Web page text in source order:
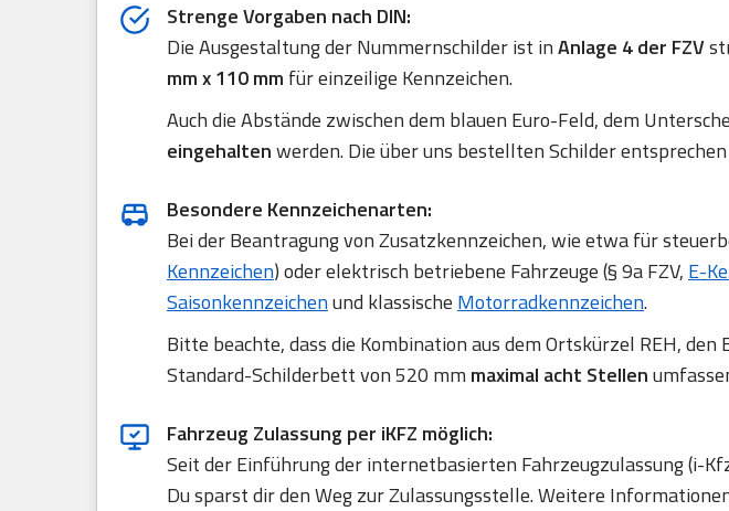
Strenge Vorgaben nach DIN:
Die Ausgestaltung der Nummernschilder ist inAnlage 4 der FZV
mm x 110 mm für einzeilige Kennzeichen.
Auch die Abstände zwischen dem blauen Euro-Feld, dem
eingehaltenwerden. Die über uns bestellten Schilder
Besondere Kennzeichenarten:
Bei der Beantragung von Zusatzkennzeichen, wie etwa für
Kennzeichen) oder elektrisch betriebene Fahrzeuge (§ 9a FZV, E-
Saisonkennzeichenund klassische Motorradkennzeichen.
Bitte beachte, dass die Kombination aus dem Ortskürzel REH,
Standard-Schilderbett von 520 mm maximal acht Stellen
Fahrzeug Zulassung per iKFZ möglich:
Seit der Einführung der internetbasierten Fahrzeugzulassung (i-
Du sparst dir den Weg zur Zulassungsstelle. Weitere